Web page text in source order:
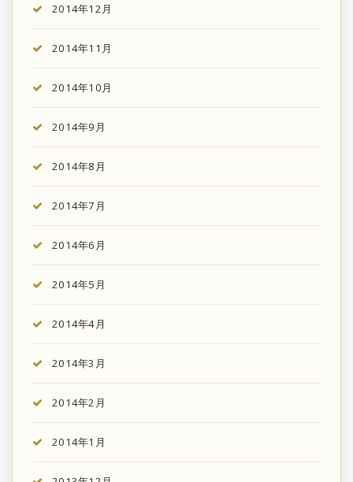
2014年12月
2014年11月
2014年10月
2014年9月
2014年8月
2014年7月
2014年6月
2014年5月
2014年4月
2014年3月
2014年2月
2014年1月